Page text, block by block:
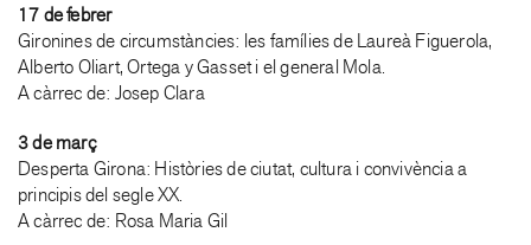
17 de febrer
Gironines de circumstàncies: les famílies de Laureà Figuerola,
Alberto Oliart, Ortega y Gasset i el general Mola.
A càrrec de: Josep Clara
3 de març
Desperta Girona: Històries de ciutat, cultura i convivència a
principis del segle XX.
A càrrec de: Rosa Maria Gil